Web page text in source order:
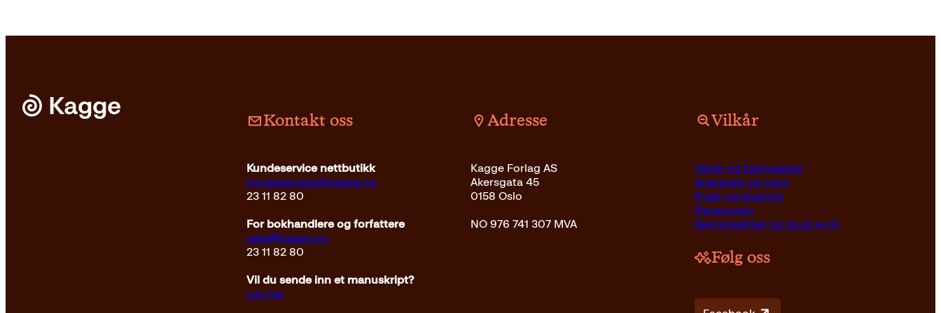
Pocket 199 Kjøp Pocket229 Kjøp
Kontakt oss
Kundeservice nettbutikk
kundeservice@kagge.no
23 11 82 80
For bokhandlere og forfattere
salg@kagge.no
23 11 82 80
Vil du sende inn et manuskript?
Les her
Adresse
Kagge Forlag AS
Akersgata 45
0158 Oslo
NO 976 741 307 MVA
Vilkår
Vilkår og betingelser
Angrerett og retur
Frakt og levering
Personvern
Retningslinjer for bruk av KI
Følg oss